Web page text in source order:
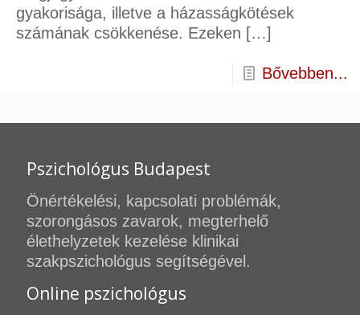
gyakorisága, illetve a házasságkötések
számának csökkenése. Ezeken […]
Bővebben...
Pszichológus Budapest
Önértékelési, kapcsolati problémák,
szorongásos zavarok, megterhelő
élethelyzetek kezelése klinikai
szakpszichológus segítségével.
Online pszichológus